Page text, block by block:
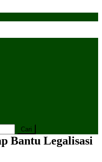
Bantu Legalisasi